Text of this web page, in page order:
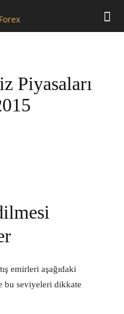
Piyasaları
emirleri aşağıdaki
bu seviyeleri dikkate